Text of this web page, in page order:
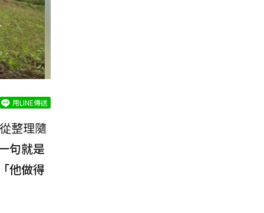
用LINE傳送
整理隨
句就是
他做得